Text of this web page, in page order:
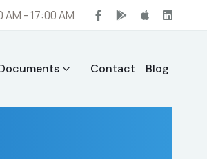
AM - 17:00 AM
Contact Blog